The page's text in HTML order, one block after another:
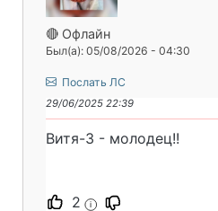
🔴 Офлайн
Был(а): 05/08/2026 - 04:30
Послать ЛС
29/06/2025 22:39
Витя-3 - молодец!!
2 i